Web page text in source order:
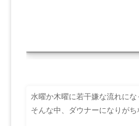
水曜か木曜に若干嫌な流れにな
そんな中、ダウナーになりが